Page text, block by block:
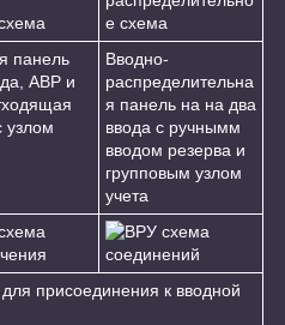
панель
АВР и
узлом
Вводно-
распределительна
я панель на на два
ввода с ручнымм
вводом резерва и
групповым узлом
учета
присоединения к вводной